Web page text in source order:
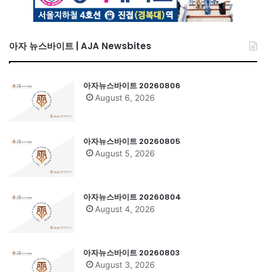
아자 뉴스바이트 | AJA Newsbites
아자뉴스바이트 20260806
August 6, 2026
아자뉴스바이트 20260805
August 5, 2026
아자뉴스바이트 20260804
August 4, 2026
아자뉴스바이트 20260803
August 3, 2026